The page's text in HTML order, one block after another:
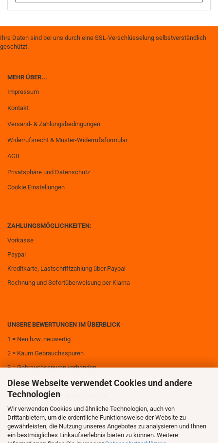
Diese Webseite verwendet Cookies und andere
Technologien
Wir verwenden Cookies und ähnliche Technologien, auch von
Drittanbietern, um die ordentliche Funktionsweise der Website zu
gewährleisten, die Nutzung unseres Angebotes zu analysieren und Ihnen
ein bestmögliches Einkaufserlebnis bieten zu können. Weitere
Ihre Daten sind bei uns durch eine SSL-Verschlüsselung selbstverständlich
geschützt.
MEHR ÜBER...
Impressum
Kontakt
Versand- & Zahlungsbedingungen
Widerrufsrecht & Muster-Widerrufsformular
AGB
Privatsphäre und Datenschutz
Cookie Einstellungen
ZAHLUNGSMÖGLICHKEITEN:
Vorkasse
Paypal
Kreditkarte, Lastschriftzahlung über Paypal
Rechnung und Sofortüberweisung per Klarna
UNSERE BEWERTUNGEN IM ÜBERBLICK
1 = Neu bzw. neuwertig
2 = Kaum Gebrauchsspuren
3 = Gebrauchsspuren vorhanden
4 = Deutliche Gebrauchsspuren
5 = Sehr deutliche Gebrauchsspuren
6 = Zerstört